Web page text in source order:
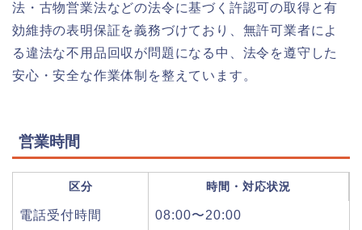
法・古物営業法などの法令に基づく許認可の取得と有
効維持の表明保証を義務づけており、無許可業者によ
る違法な不用品回収が問題になる中、法令を遵守した
安心・安全な作業体制を整えています。
営業時間
区分 時間・対応状況
電話受付時間 08:00〜20:00